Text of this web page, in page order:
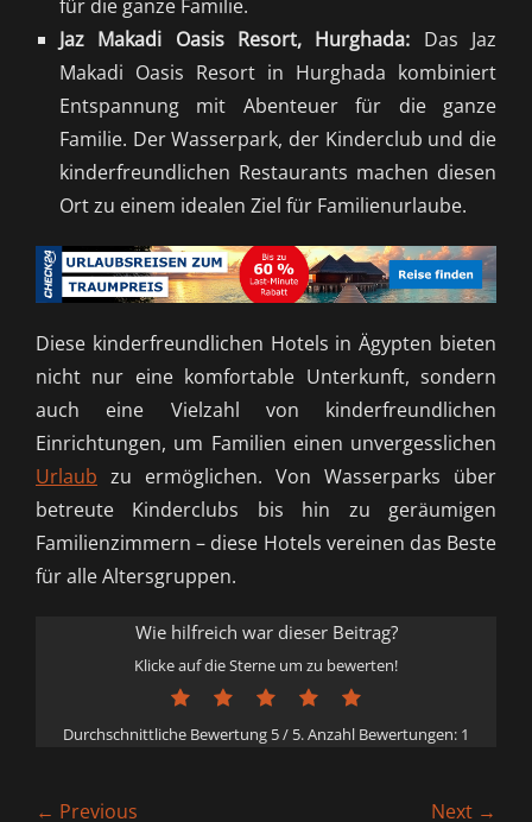
für die ganze Familie.
Jaz Makadi Oasis Resort, Hurghada: Das Jaz
Makadi Oasis Resort in Hurghada kombiniert
Entspannung mit Abenteuer für die ganze
Familie. Der Wasserpark, der Kinderclub und die
kinderfreundlichen Restaurants machen diesen
Ort zu einem idealen Ziel für Familienurlaube.
Diese kinderfreundlichen Hotels in Ägypten bieten
nicht nur eine komfortable Unterkunft, sondern
auch eine Vielzahl von kinderfreundlichen
Einrichtungen, um Familien einen unvergesslichen
Urlaub zu ermöglichen. Von Wasserparks über
betreute Kinderclubs bis hin zu geräumigen
Familienzimmern – diese Hotels vereinen das Beste
für alle Altersgruppen.
Wie hilfreich war dieser Beitrag?
Klicke auf die Sterne um zu bewerten!
Durchschnittliche Bewertung 5/ 5. Anzahl Bewertungen: 1
Beitragsnavigation
← Previous Next →